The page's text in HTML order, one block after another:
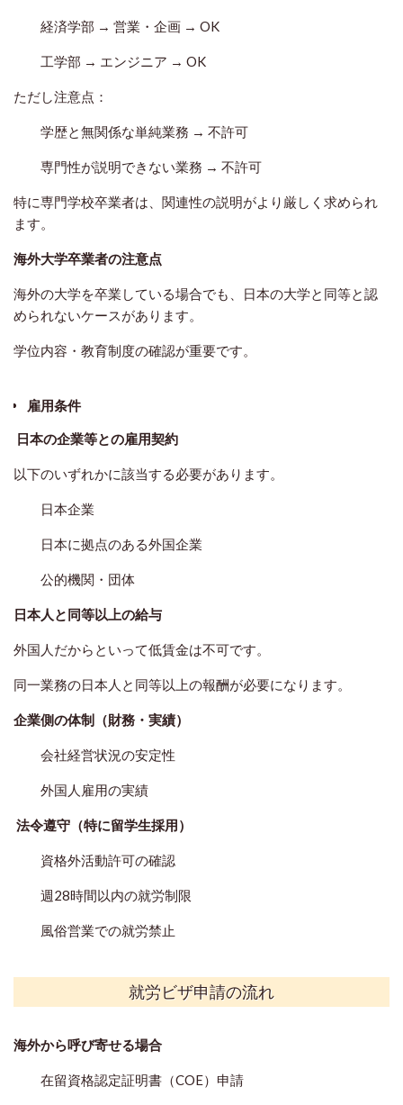
経済学部 → 営業・企画 → OK
工学部 → エンジニア → OK
ただし注意点：
学歴と無関係な単純業務 → 不許可
専門性が説明できない業務 → 不許可
特に専門学校卒業者は、関連性の説明がより厳しく求められ
ます。
海外大学卒業者の注意点
海外の大学を卒業している場合でも、日本の大学と同等と認
められないケースがあります。
学位内容・教育制度の確認が重要です。
雇用条件
日本の企業等との雇用契約
以下のいずれかに該当する必要があります。
日本企業
日本に拠点のある外国企業
公的機関・団体
日本人と同等以上の給与
外国人だからといって低賃金は不可です。
同一業務の日本人と同等以上の報酬が必要になります。
企業側の体制（財務・実績）
会社経営状況の安定性
外国人雇用の実績
法令遵守（特に留学生採用）
資格外活動許可の確認
週28時間以内の就労制限
風俗営業での就労禁止
就労ビザ申請の流れ
海外から呼び寄せる場合
在留資格認定証明書（COE）申請